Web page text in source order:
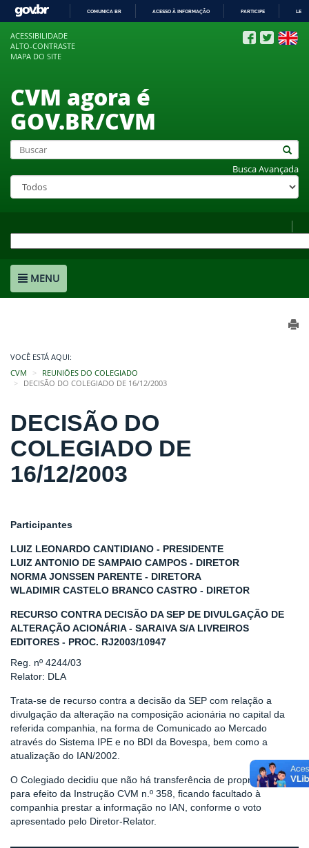
COMUNICA BR ACESSO À INFORMAÇÃO PARTICIPE
ACESSIBILIDADE
ALTO-CONTRASTE
MAPA DO SITE
CVM agora é
GOV.BR/CVM
Busca Avançada
MENU
VOCÊ ESTÁ AQUI:
CVM
REUNIÕES DO COLEGIADO
DECISÃO DO COLEGIADO DE 16/12/2003
DECISÃO DO
COLEGIADO DE
16/12/2003
Participantes
LUIZ LEONARDO CANTIDIANO - PRESIDENTE
LUIZ ANTONIO DE SAMPAIO CAMPOS - DIRETOR
NORMA JONSSEN PARENTE - DIRETORA
WLADIMIR CASTELO BRANCO CASTRO - DIRETOR
RECURSO CONTRA DECISÃO DA SEP DE DIVULGAÇÃO DE
ALTERAÇÃO ACIONÁRIA - SARAIVA S/A LIVREIROS
EDITORES - PROC. RJ2003/10947
Reg. nº 4244/03
Relator: DLA
Trata-se de recurso contra a decisão da SEP com relação a
divulgação da alteração na composição acionária no capital da
referida companhia, na forma de Comunicado ao Mercado
através do Sistema IPE e no BDI da Bovespa, bem como a
atualização do IAN/2002.
O Colegiado decidiu que não há transferência de propriedade
para efeito da Instrução CVM n.º 358, ficando facultado à
companhia prestar a informação no IAN, conforme o voto
apresentado pelo Diretor-Relator.